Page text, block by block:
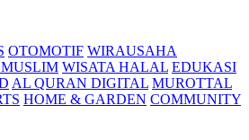
OTOMOTIF WIRAUSAHA
WISATA HALAL EDUKASI
AL QURAN DIGITAL MUROTTAL
HOME & GARDEN COMMUNITY